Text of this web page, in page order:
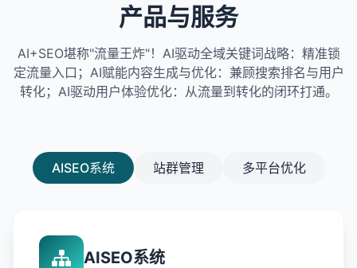
产品与服务
AI+SEO堪称"流量王炸"！AI驱动全域关键词战略：精准锁
定流量入口；AI赋能内容生成与优化：兼顾搜索排名与用户
转化；AI驱动用户体验优化：从流量到转化的闭环打通。
AISEO系统 站群管理 多平台优化
AISEO系统